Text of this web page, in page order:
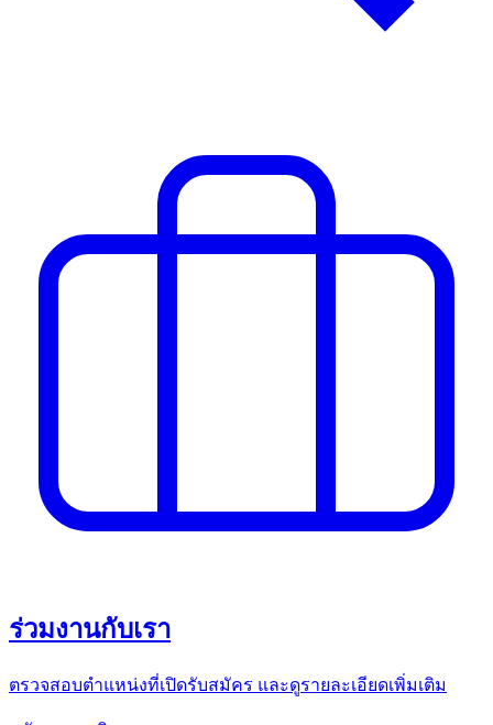
ร่วมงานกับเรา
ตรวจสอบตำแหน่งที่เปิดรับสมัคร และดูรายละเอียดเพิ่มเติม